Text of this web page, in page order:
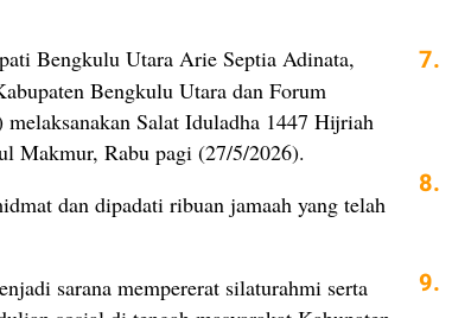
Bengkulu Utara Arie Septia Adinata,
Bengkulu Utara dan Forum
Salat Iduladha 1447 Hijriah
Makmur, Rabu pagi (27/5/2026).
dan dipadati ribuan jamaah yang telah
sarana mempererat silaturahmi serta
7.
8.
9.